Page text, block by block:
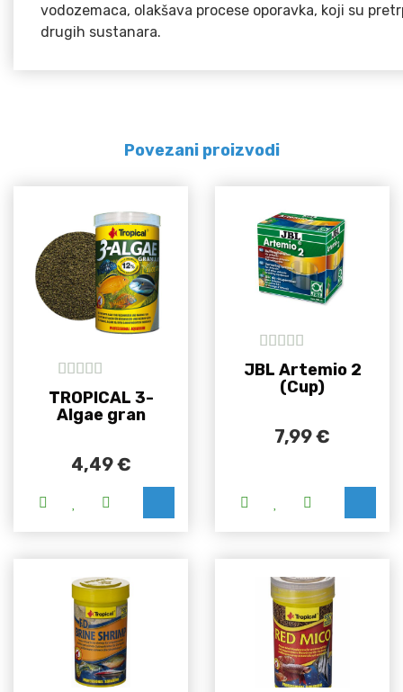
vodozemaca, olakšava procese oporavka, koji su
drugih sustanara.
Povezani proizvodi
5out of 5
TROPICAL 3-
Algae gran
4,49€
Ovaj proizvod ima više varijanti. Opcije se
5out of 5
JBL Artemio 2
(Cup)
7,99€